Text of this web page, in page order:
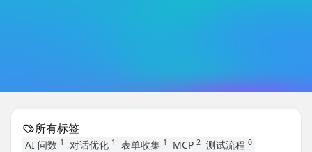
所有标签
AI 问数 1 对话优化 1 表单收集 1 MCP 2 测试流程 0